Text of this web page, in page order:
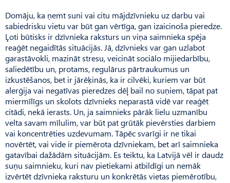
Domāju, ka ņemt suni vai citu mājdzīvnieku uz darbu vai
sabiedrisku vietu var būt gan vērtīga, gan izaicinoša pieredze.
Ļoti būtisks ir dzīvnieka raksturs un viņa saimnieka spēja
reaģēt negaidītās situācijās. Jā, dzīvnieks var gan uzlabot
garastāvokli, mazināt stresu, veicināt sociālo mijiedarbību,
saliedētību un, protams, regulārus pārtraukumus un
izkustēšanos, bet ir jārēķinās, ka ir cilvēki, kuriem var būt
alerģija vai negatīvas pieredzes dēļ bail no suņiem, tāpat pat
miermīlīgs un skolots dzīvnieks neparastā vidē var reaģēt
citādi, nekā ierasts. Un, ja saimnieks pārāk lielu uzmanību
velta savam mīlulim, var būt pat grūtāk pievērsties darbiem
vai koncentrēties uzdevumam. Tāpēc svarīgi ir ne tikai
novērtēt, vai vide ir piemērota dzīvniekam, bet arī saimnieka
gatavībai dažādām situācijām. Es teiktu, ka Latvijā vēl ir daudz
suņu saimnieku, kuri nav pietiekami atbildīgi un nemāk
izvērtēt dzīvnieka raksturu un konkrētās vietas piemērotību,